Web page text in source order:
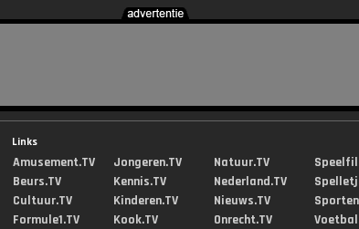
Links
Amusement.TV
Beurs.TV
Cultuur.TV
Formule1.TV
Jongeren.TV
Kennis.TV
Kinderen.TV
Kook.TV
Natuur.TV
Nederland.TV
Nieuws.TV
Onrecht.TV